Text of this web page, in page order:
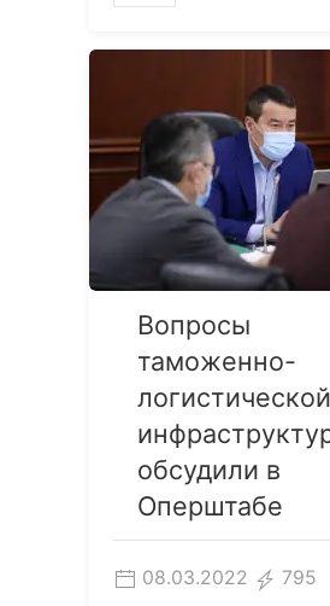
Вопросы
таможенно-
логистической
обсудили в
Оперштабе
08.03.2022 795